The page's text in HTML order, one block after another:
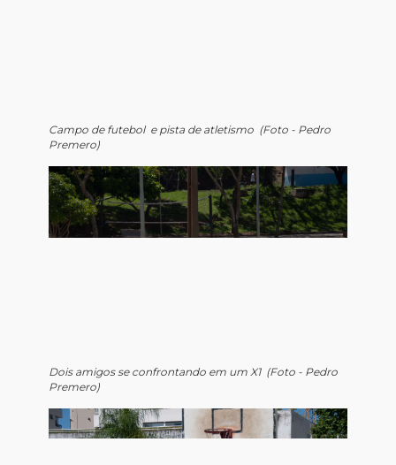
Campo de futebol e pista de atletismo (Foto - Pedro
Premero)
Dois amigos se confrontando em um X1 (Foto - Pedro
Premero)